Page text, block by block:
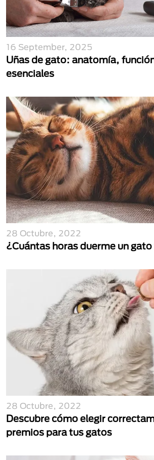
16 September, 2025
Uñas de gato: anatomía,
esenciales
28 Octubre, 2022
¿Cuántas horas duerme un
28 Octubre, 2022
Descubre cómo elegir
premios para tus gatos